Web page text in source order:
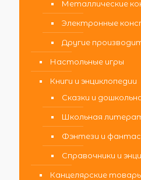
Металлические
Электронные
Другие
Настольные игры
Книги и энциклопедии
Сказки и
Школьная
Фэнтези и
Справочники и
Канцелярские